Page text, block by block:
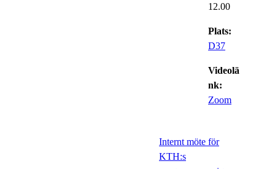
12.00
Plats:
D37
Videolä
nk:
Zoom
Internt möte för
KTH:s